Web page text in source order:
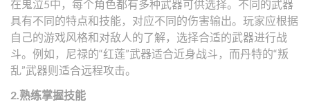
在鬼泣5中，每个角色都有多种武器可供选择。不同的武器
具有不同的特点和技能，对应不同的伤害输出。玩家应根据
自己的游戏风格和对敌人的了解，选择合适的武器进行战
斗。例如，尼禄的“红莲”武器适合近身战斗，而丹特的“叛
乱”武器则适合远程攻击。
2.熟练掌握技能